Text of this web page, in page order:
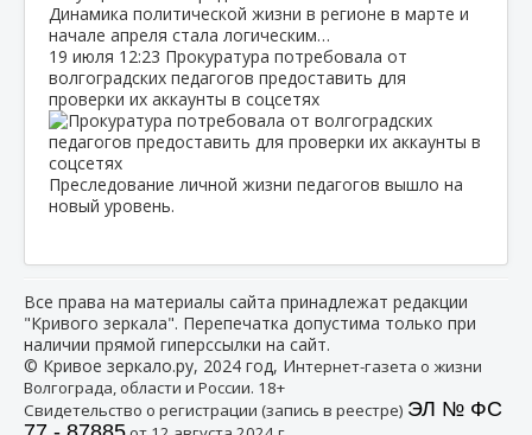
Динамика политической жизни в регионе в марте и
начале апреля стала логическим…
19 июля 12:23 Прокуратура потребовала от
волгоградских педагогов предоставить для
проверки их аккаунты в соцсетях
Преследование личной жизни педагогов вышло на
новый уровень.
Все права на материалы сайта принадлежат редакции
"Кривого зеркала". Перепечатка допустима только при
наличии прямой гиперссылки на сайт.
© Кривое зеркало.ру, 2024 год, Интернет-газета о жизни
Волгограда, области и России. 18+
Свидетельство о регистрации (запись в реестре) ЭЛ № ФС